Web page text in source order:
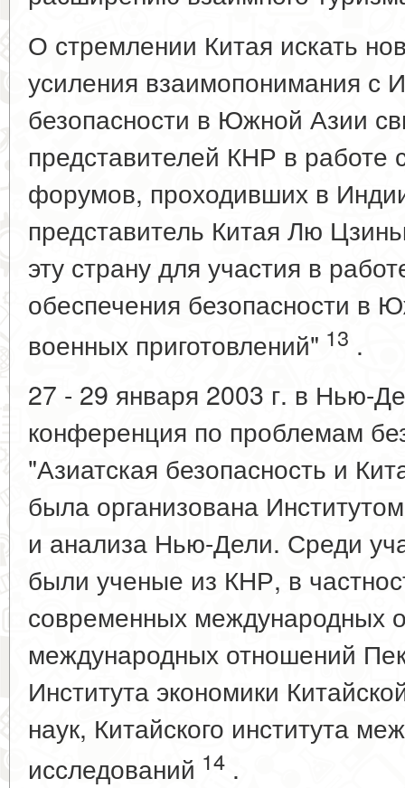
О стремлении Китая искать
усиления взаимопонимания с
безопасности в Южной Азии
представителей КНР в работе
форумов, проходивших в
представитель Китая Лю
эту страну для участия в
обеспечения безопасности в
военных приготовлений" 13 .
27 - 29 января 2003 г. в Нью-
конференция по проблемам
"Азиатская безопасность и
была организована
и анализа Нью-Дели. Среди
были ученые из КНР, в
современных международных
международных отношений
Института экономики
наук, Китайского института
исследований 14 .